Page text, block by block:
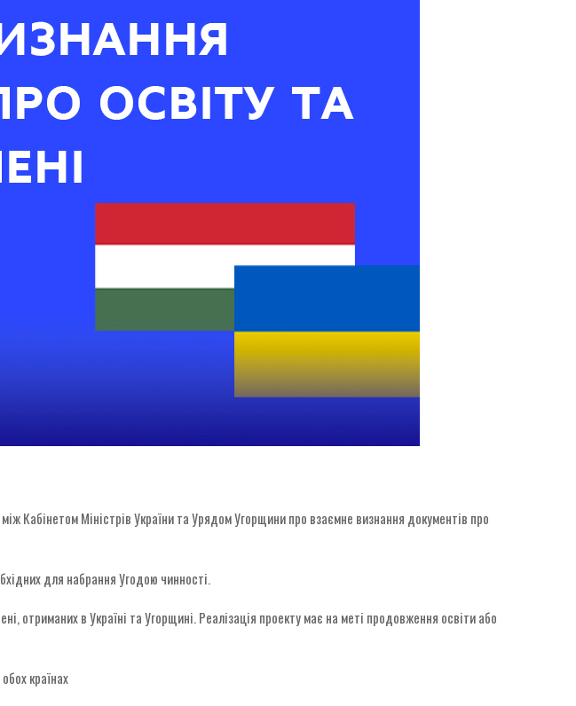
Кабінетом Міністрів України та Урядом Угорщини про взаємне визнання документів про
для набрання Угодою чинності.
отриманих в Україні та Угорщині. Реалізація проекту має на меті продовження освіти або
країнах